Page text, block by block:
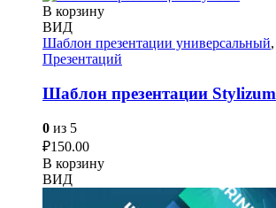
В корзину
ВИД
Шаблон презентации универсальный,
Презентаций
Шаблон презентации Stylizum
0 из 5
₽150.00
В корзину
ВИД